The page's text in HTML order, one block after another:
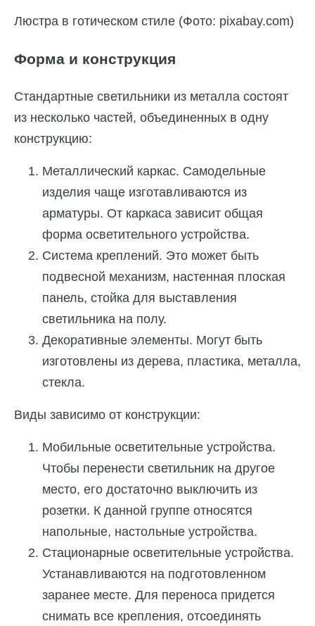
Люстра в готическом стиле (Фото: pixabay.com)
Форма и конструкция
Стандартные светильники из металла состоят
из несколько частей, объединенных в одну
конструкцию:
Металлический каркас. Самодельные
изделия чаще изготавливаются из
арматуры. От каркаса зависит общая
форма осветительного устройства.
Система креплений. Это может быть
подвесной механизм, настенная плоская
панель, стойка для выставления
светильника на полу.
Декоративные элементы. Могут быть
изготовлены из дерева, пластика, металла,
стекла.
Виды зависимо от конструкции:
Мобильные осветительные устройства.
Чтобы перенести светильник на другое
место, его достаточно выключить из
розетки. К данной группе относятся
напольные, настольные устройства.
Стационарные осветительные устройства.
Устанавливаются на подготовленном
заранее месте. Для переноса придется
снимать все крепления, отсоединять